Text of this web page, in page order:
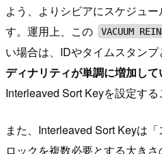
よう、よりシビアにスケジュ
す。運用上、この
VACUUM
い場合は、IDやタイムスタンプ
ディナリティが単調に増加して
Interleaved Sort Keyを設定する
また、Interleaved Sort Keyは
ロックを複数必要とする大き